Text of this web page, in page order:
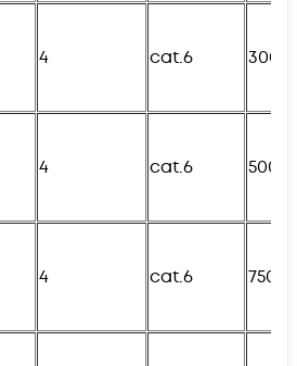
4 cat.6
4 cat.6
4 cat.6